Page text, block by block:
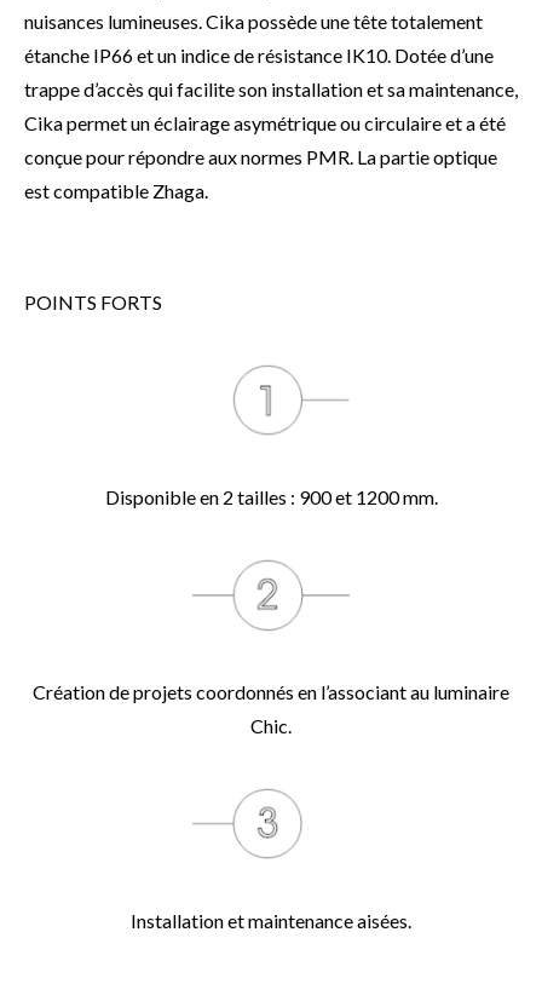
nuisances lumineuses. Cika possède une tête totalement
étanche IP66 et un indice de résistance IK10. Dotée d’une
trappe d’accès qui facilite son installation et sa maintenance,
Cika permet un éclairage asymétrique ou circulaire et a été
conçue pour répondre aux normes PMR. La partie optique
est compatible Zhaga.
POINTS FORTS
Disponible en 2 tailles : 900 et 1200 mm.
Création de projets coordonnés en l’associant au luminaire
Chic.
Installation et maintenance aisées.